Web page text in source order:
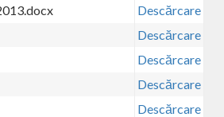
Descărcare
Descărcare
Descărcare
Descărcare
Descărcare